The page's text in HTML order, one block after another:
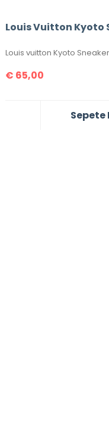
€ 65,00
Sepete